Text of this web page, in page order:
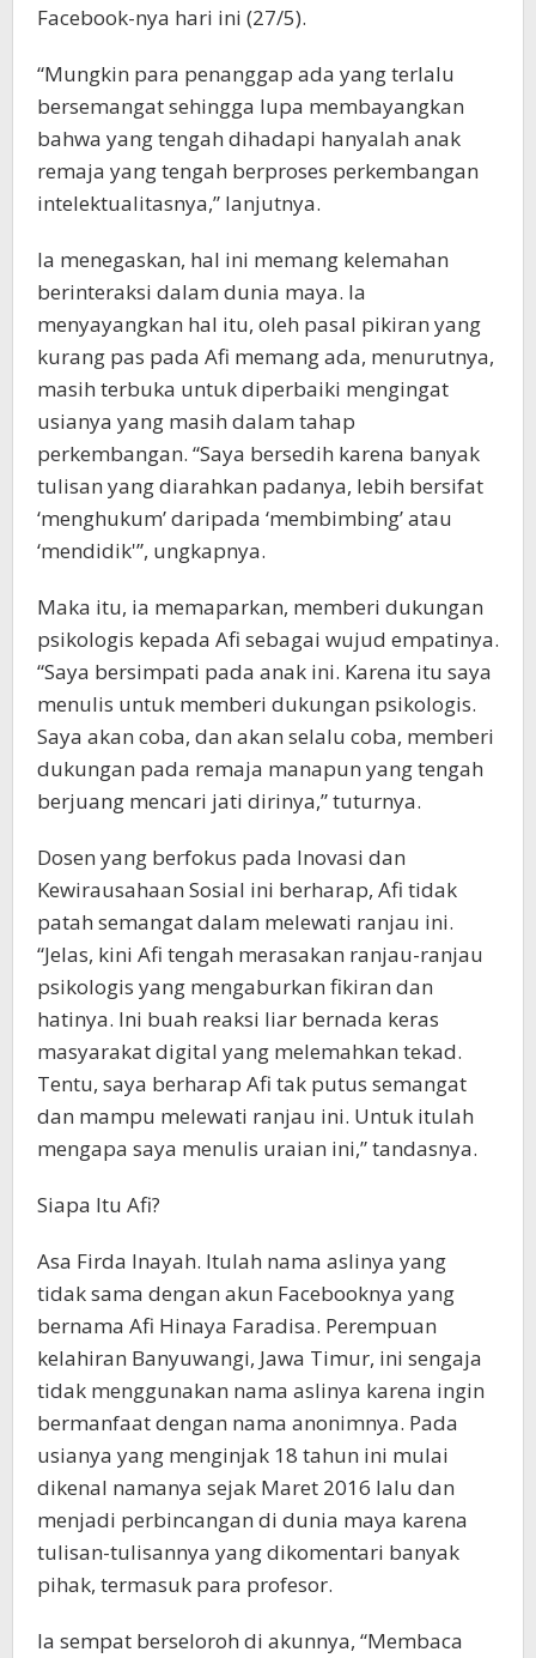
Facebook-nya hari ini (27/5).
“Mungkin para penanggap ada yang terlalu
bersemangat sehingga lupa membayangkan
bahwa yang tengah dihadapi hanyalah anak
remaja yang tengah berproses perkembangan
intelektualitasnya,” lanjutnya.
Ia menegaskan, hal ini memang kelemahan
berinteraksi dalam dunia maya. Ia
menyayangkan hal itu, oleh pasal pikiran yang
kurang pas pada Afi memang ada, menurutnya,
masih terbuka untuk diperbaiki mengingat
usianya yang masih dalam tahap
perkembangan. “Saya bersedih karena banyak
tulisan yang diarahkan padanya, lebih bersifat
‘menghukum’ daripada ‘membimbing’ atau
‘mendidik'”, ungkapnya.
Maka itu, ia memaparkan, memberi dukungan
psikologis kepada Afi sebagai wujud empatinya.
“Saya bersimpati pada anak ini. Karena itu saya
menulis untuk memberi dukungan psikologis.
Saya akan coba, dan akan selalu coba, memberi
dukungan pada remaja manapun yang tengah
berjuang mencari jati dirinya,” tuturnya.
Dosen yang berfokus pada Inovasi dan
Kewirausahaan Sosial ini berharap, Afi tidak
patah semangat dalam melewati ranjau ini.
“Jelas, kini Afi tengah merasakan ranjau-ranjau
psikologis yang mengaburkan fikiran dan
hatinya. Ini buah reaksi liar bernada keras
masyarakat digital yang melemahkan tekad.
Tentu, saya berharap Afi tak putus semangat
dan mampu melewati ranjau ini. Untuk itulah
mengapa saya menulis uraian ini,” tandasnya.
Siapa Itu Afi?
Asa Firda Inayah. Itulah nama aslinya yang
tidak sama dengan akun Facebooknya yang
bernama Afi Hinaya Faradisa. Perempuan
kelahiran Banyuwangi, Jawa Timur, ini sengaja
tidak menggunakan nama aslinya karena ingin
bermanfaat dengan nama anonimnya. Pada
usianya yang menginjak 18 tahun ini mulai
dikenal namanya sejak Maret 2016 lalu dan
menjadi perbincangan di dunia maya karena
tulisan-tulisannya yang dikomentari banyak
pihak, termasuk para profesor.
Ia sempat berseloroh di akunnya, “Membaca